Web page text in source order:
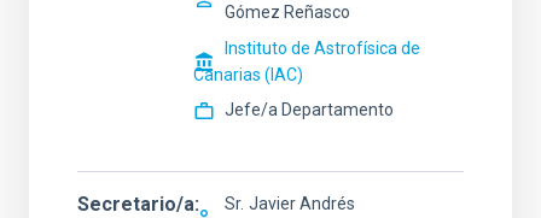
Gómez Reñasco
Instituto de Astrofísica de
Canarias (IAC)
Jefe/a Departamento
Secretario/a Sr. Javier Andrés